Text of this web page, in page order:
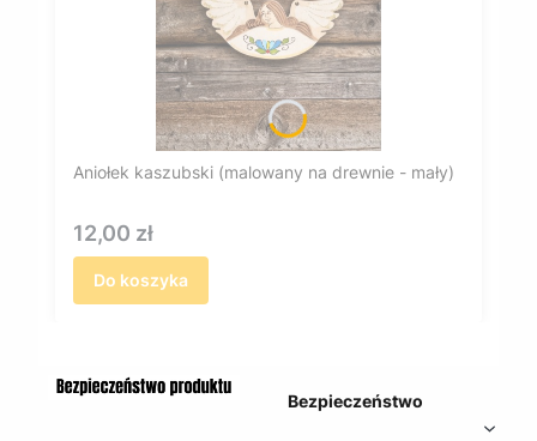
Aniołek kaszubski (malowany na drewnie - mały)
Cena
12,00 zł
Do koszyka
Bezpieczeństwo